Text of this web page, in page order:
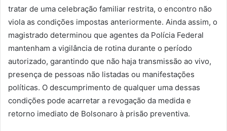
tratar de uma celebração familiar restrita, o encontro não
viola as condições impostas anteriormente. Ainda assim, o
magistrado determinou que agentes da Polícia Federal
mantenham a vigilância de rotina durante o período
autorizado, garantindo que não haja transmissão ao vivo,
presença de pessoas não listadas ou manifestações
políticas. O descumprimento de qualquer uma dessas
condições pode acarretar a revogação da medida e
retorno imediato de Bolsonaro à prisão preventiva.